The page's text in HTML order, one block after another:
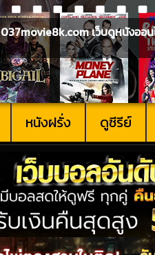
037movie8k.com เว็บดูหนังออ
หนังฝรั่ง ดูซีรีย์